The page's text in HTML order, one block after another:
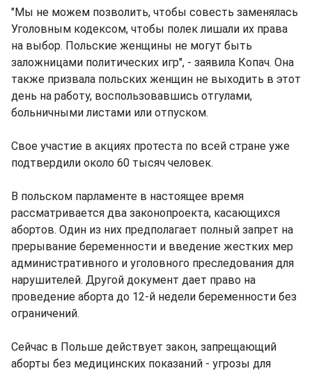
"Мы не можем позволить, чтобы совесть заменялась
Уголовным кодексом, чтобы полек лишали их права
на выбор. Польские женщины не могут быть
заложницами политических игр", - заявила Копач. Она
также призвала польских женщин не выходить в этот
день на работу, воспользовавшись отгулами,
больничными листами или отпуском.
Свое участие в акциях протеста по всей стране уже
подтвердили около 60 тысяч человек.
В польском парламенте в настоящее время
рассматривается два законопроекта, касающихся
абортов. Один из них предполагает полный запрет на
прерывание беременности и введение жестких мер
административного и уголовного преследования для
нарушителей. Другой документ дает право на
проведение аборта до 12-й недели беременности без
ограничений.
Сейчас в Польше действует закон, запрещающий
аборты без медицинских показаний - угрозы для